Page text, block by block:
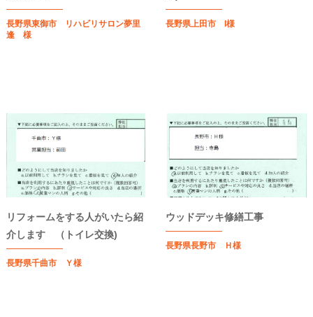
長野県東御市 リハビリサロン夢里
逢 様
長野県上田市 I様
リフォームをする人がいたら紹
介します （トイレ交換)
長野県千曲市 Ｙ様
ウッドデッキ修繕工事
長野県長野市 Ｈ様